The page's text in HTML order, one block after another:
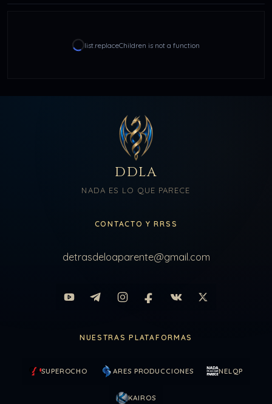
list.replaceChildren is not a function
DDLA
NADA ES LO QUE PARECE
CONTACTO Y RRSS
detrasdeloaparente@gmail.com
NUESTRAS PLATAFORMAS
SUPEROCHO ARES PRODUCCIONES NELQP
KAIROS